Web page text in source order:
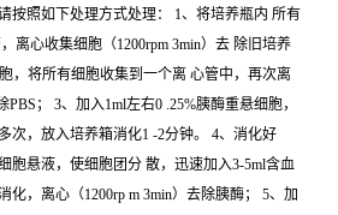
按照如下处理方式处理： 1、将培养瓶内 所有
离心收集细胞（1200rpm 3min）去 除旧培养
，将所有细胞收集到一个离 心管中，再次离
PBS； 3、加入1ml左右0 .25%胰酶重悬细胞，
次，放入培养箱消化1 -2分钟。 4、消化好
胞悬液，使细胞团分 散，迅速加入3-5ml含血
化，离心（1200rp m 3min）去除胰酶； 5、加